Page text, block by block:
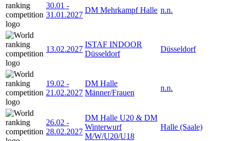
30.01 -
31.01.2027
DM Mehrkampf Halle n.n.
13.02.2027
ISTAF INDOOR
Düsseldorf
Düsseldorf
19.02 -
21.02.2027
DM Halle
Männer/Frauen
n.n.
26.02 -
28.02.2027
DM Halle U20 & DM
Winterwurf
M/W/U20/U18
Halle (Saale)